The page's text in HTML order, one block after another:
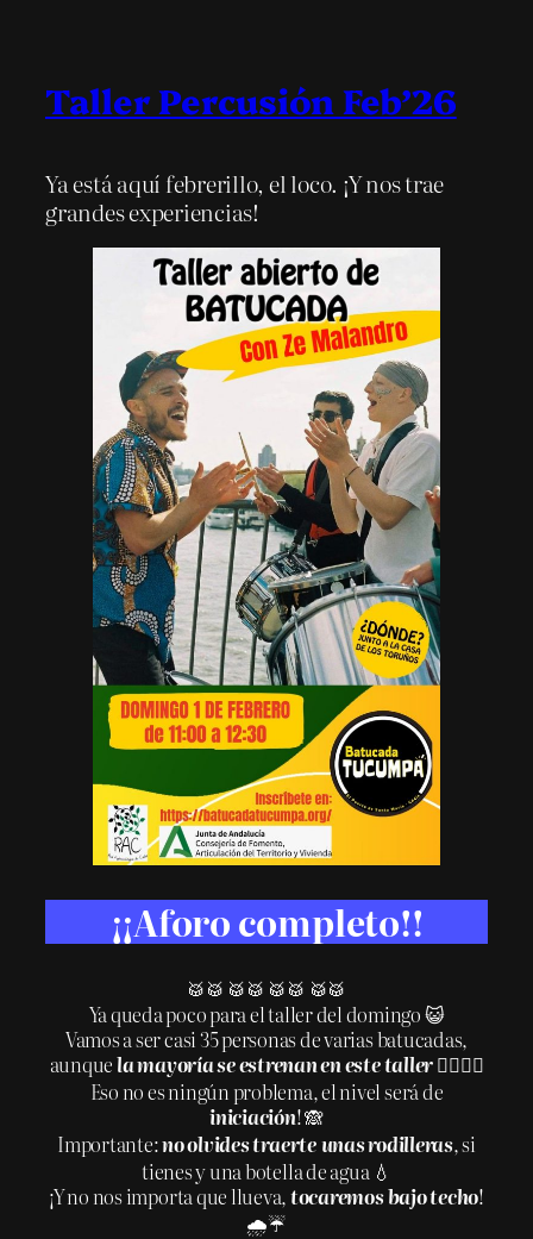
Taller Percusión Feb’26
Ya está aquí febrerillo, el loco. ¡Y nos trae
grandes experiencias!
¡¡Aforo completo!!
🥁🥁 🥁🥁 🥁🥁 🥁🥁
Ya queda poco para el taller del domingo 😺
Vamos a ser casi 35 personas de varias batucadas,
aunquela mayoría se estrenan en este taller👌🏼❤️‍🔥
Eso no es ningún problema, el nivel será de
iniciación! 🙈
Importante:no olvides traerteunas rodilleras, si
tienes y una botella de agua 💧
¡Y no nos importa que llueva,tocaremos bajo techo!
🌧️☔